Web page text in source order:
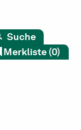
Suche
Merkliste (0)